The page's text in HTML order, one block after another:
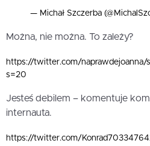
— Michał Szczerba
Można, nie można. To zależy?
https://twitter.com/naprawdejoanna/
s=20
Jesteś debilem – komentuje
internauta.
https://twitter.com/